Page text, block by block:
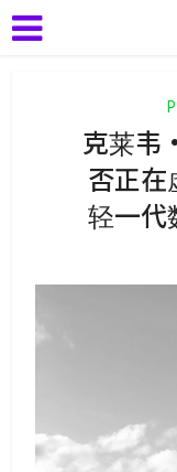
克莱韦
否正在
轻一代